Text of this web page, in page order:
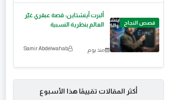
قصص النجاح
ألبرت أينشتاين: قصة عبقري غيّر
العالم بنظرية النسبية
منذ يوم Samir Abdelwahab
أكثر المقالات تقييمًا هذا الأسبوع